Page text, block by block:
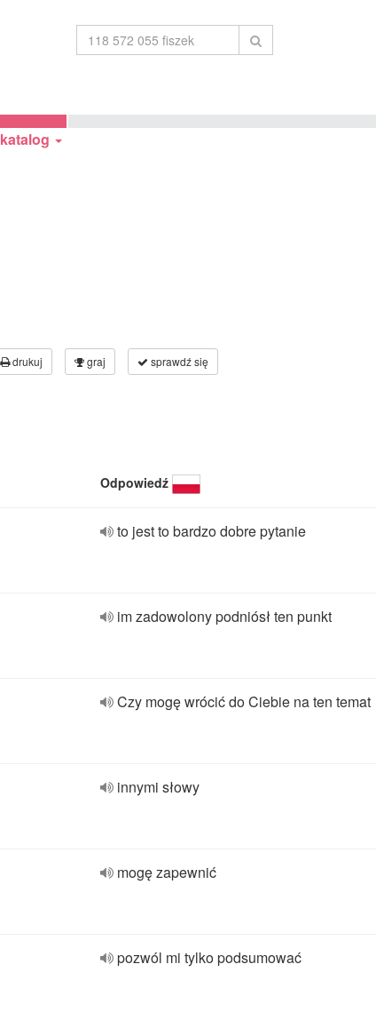
katalog
drukuj graj sprawdź się
Odpowiedź
to jest to bardzo dobre pytanie
im zadowolony podniósł ten punkt
Czy mogę wrócić do Ciebie na ten temat
innymi słowy
mogę zapewnić
pozwól mi tylko podsumować